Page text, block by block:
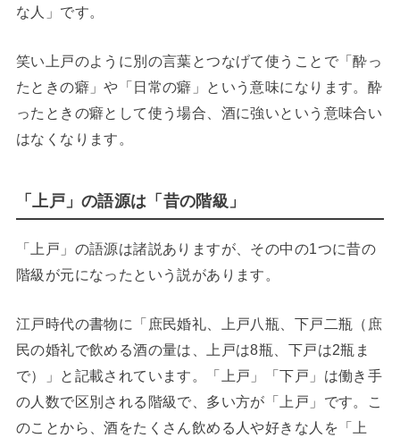
な人」です。
笑い上戸のように別の言葉とつなげて使うことで「酔っ
たときの癖」や「日常の癖」という意味になります。酔
ったときの癖として使う場合、酒に強いという意味合い
はなくなります。
「上戸」の語源は「昔の階級」
「上戸」の語源は諸説ありますが、その中の1つに昔の
階級が元になったという説があります。
江戸時代の書物に「庶民婚礼、上戸八瓶、下戸二瓶（庶
民の婚礼で飲める酒の量は、上戸は8瓶、下戸は2瓶ま
で）」と記載されています。「上戸」「下戸」は働き手
の人数で区別される階級で、多い方が「上戸」です。こ
のことから、酒をたくさん飲める人や好きな人を「上